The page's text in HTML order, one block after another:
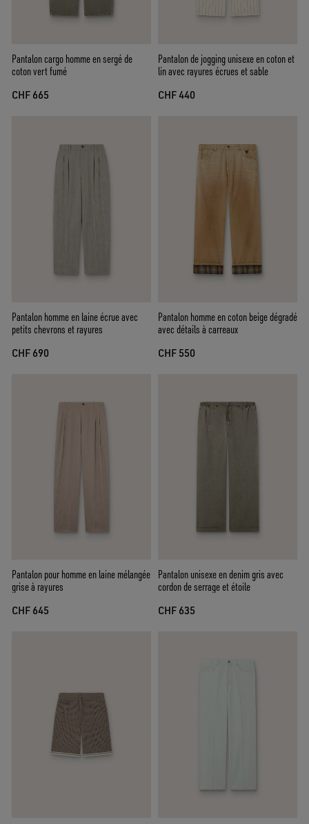
Pantalon cargo homme en sergé de
coton vert fumé
CHF 665
Pantalon de jogging unisexe en coton et
lin avec rayures écrues et sable
CHF 440
Pantalon homme en laine écrue avec
petits chevrons et rayures
CHF 690
Pantalon homme en coton beige dégradé
avec détails à carreaux
CHF 550
Pantalon pour homme en laine mélangée
grise à rayures
CHF 645
Pantalon unisexe en denim gris avec
cordon de serrage et étoile
CHF 635